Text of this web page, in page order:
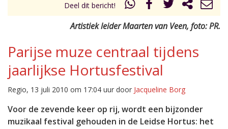
Deel dit bericht!
Artistiek leider Maarten van Veen, foto: PR.
Parijse muze centraal tijdens
jaarlijkse Hortusfestival
Regio, 13 juli 2010 om 17:04 uur door Jacqueline Borg
Voor de zevende keer op rij, wordt een bijzonder
muzikaal festival gehouden in de Leidse Hortus: het